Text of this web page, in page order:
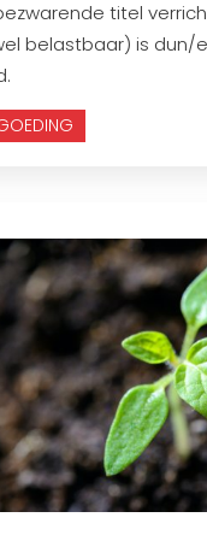
titel
belastbaar) is dun/